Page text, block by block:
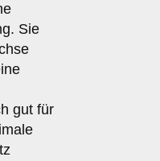
Sie
gut für